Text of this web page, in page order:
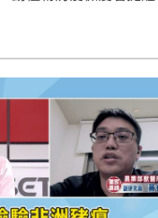
香腸、肉腸等食品，皆
者最高可處新台幣3萬